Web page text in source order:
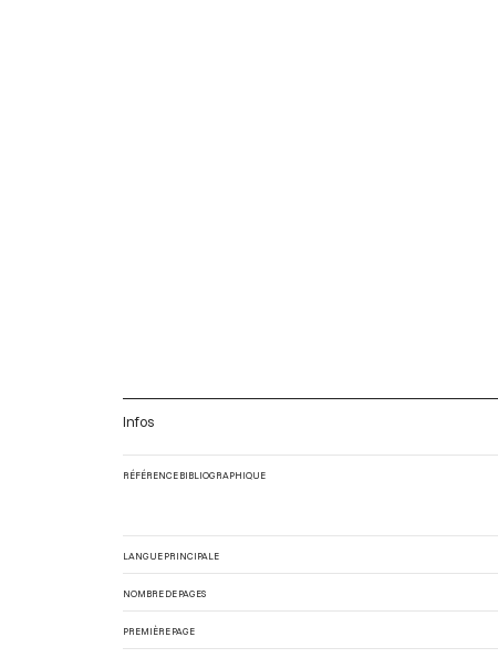
Infos
RÉFÉRENCE BIBLIOGRAPHIQUE
LANGUE PRINCIPALE
NOMBRE DE PAGES
PREMIÈRE PAGE